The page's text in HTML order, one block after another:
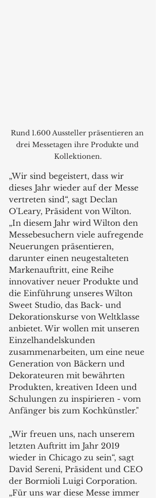
Rund 1.600 Aussteller präsentieren an
drei Messetagen ihre Produkte und
Kollektionen.
„Wir sind begeistert, dass wir
dieses Jahr wieder auf der Messe
vertreten sind“, sagt Declan
O'Leary, Präsident von Wilton.
„In diesem Jahr wird Wilton den
Messebesuchern viele aufregende
Neuerungen präsentieren,
darunter einen neugestalteten
Markenauftritt, eine Reihe
innovativer neuer Produkte und
die Einführung unseres Wilton
Sweet Studio, das Back- und
Dekorationskurse von Weltklasse
anbietet. Wir wollen mit unseren
Einzelhandelskunden
zusammenarbeiten, um eine neue
Generation von Bäckern und
Dekorateuren mit bewährten
Produkten, kreativen Ideen und
Schulungen zu inspirieren - vom
Anfänger bis zum Kochkünstler."
„Wir freuen uns, nach unserem
letzten Auftritt im Jahr 2019
wieder in Chicago zu sein“, sagt
David Sereni, Präsident und CEO
der Bormioli Luigi Corporation.
„Für uns war diese Messe immer